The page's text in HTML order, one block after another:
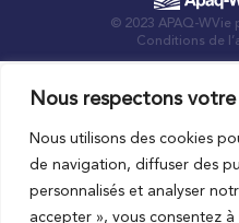
Nous respectons
Nous utilisons des cookies
de navigation, diffuser des
personnalisés et analyser
accepter », vous consentez
© 2023 APAQ-WVie
Conditions de